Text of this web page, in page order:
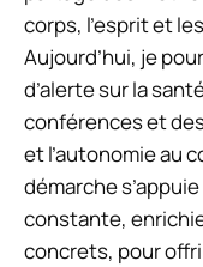
corps, l’esprit et
Aujourd’hui, je
d’alerte sur la
conférences et
et l’autonomie au
démarche
constante,
concrets, pour